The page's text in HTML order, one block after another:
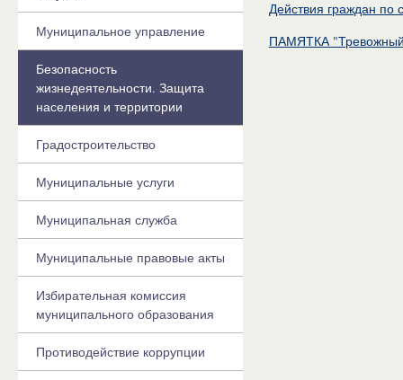
Действия граждан по
ПАМЯТКА
Муниципальное управление
Безопасность
жизнедеятельности. Защита
населения и территории
Градостроительство
Муниципальные услуги
Муниципальная служба
Муниципальные правовые акты
Избирательная комиссия
муниципального образования
Противодействие коррупции